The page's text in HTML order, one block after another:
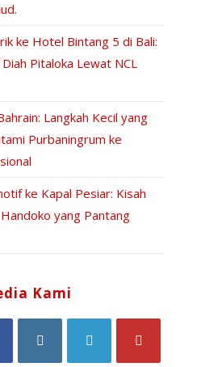
ke Hotel Bintang 5 di Bali:
Pitaloka Lewat NCL
Langkah Kecil yang
Purbaningrum ke
ke Kapal Pesiar: Kisah
yang Pantang
Kami